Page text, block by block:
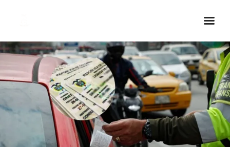
Inicio Real FM
Streaming
En Vivo
Descarga La APP
Programas